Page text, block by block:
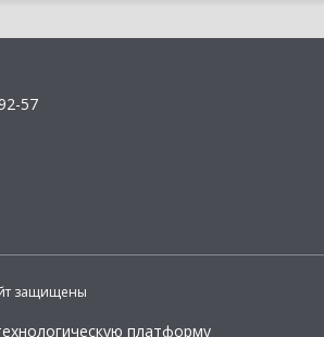
57
защищены
платформу